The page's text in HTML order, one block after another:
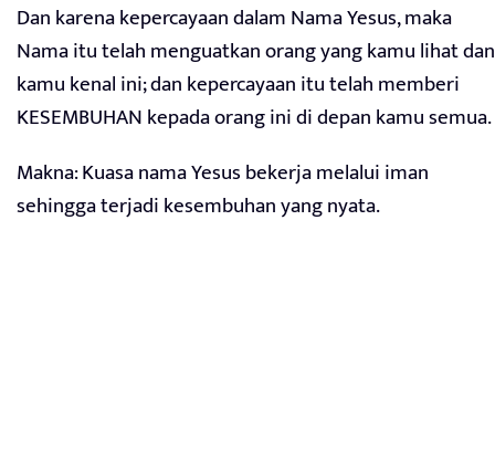
Dan karena kepercayaan dalam Nama Yesus, maka
Nama itu telah menguatkan orang yang kamu lihat dan
kamu kenal ini; dan kepercayaan itu telah memberi
KESEMBUHAN kepada orang ini di depan kamu semua.
Makna: Kuasa nama Yesus bekerja melalui iman
sehingga terjadi kesembuhan yang nyata.